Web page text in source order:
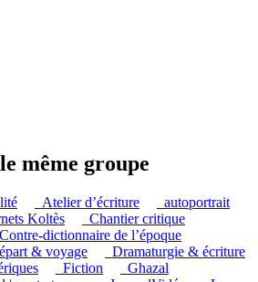
même groupe
_Atelier d’écriture
_autoportrait
Koltès
_Chantier critique
_Contre-dictionnaire de l’époque
& voyage
_Dramaturgie & écriture
_Fiction
_Ghazal